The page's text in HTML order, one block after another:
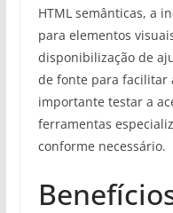
HTML semânticas, a
para elementos
disponibilização de
de fonte para facilitar
importante testar a
ferramentas
conforme necessário.